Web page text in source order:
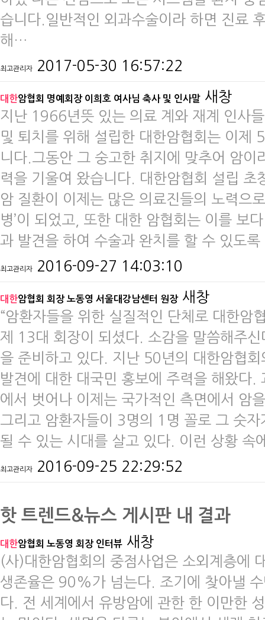
습니다.일반적인 외과수술이라 하면 진료
해…
최고관리자 2017-05-30 16:57:22
대한암협회 명예회장 이희호 여사님 축사 및 인사말 새창
지난 1966년뜻 있는 의료 계와 재계 인사
및 퇴치를 위해 설립한 대한암협회는 이제
니다.​그동안 그 숭고한 취지에 맞추어 암이
력을 기울여 왔습니다. 대한암협회 설립 초
암 질환이 이제는 많은 의료진들의 노력으
병’이 되었고, 또한 대한 암협회는 이를 보
과 발견을 하여 수술과 완치를 할 수 있도
최고관리자 2016-09-27 14:03:10
대한암협회 회장 노동영 서울대강남센터 원장 새창
​​“암환자들을 위한 실질적인 단체로 대한암
제 13대 회장이 되셨다. 소감을 말씀해주
을 준비하고 있다. 지난 50년의 대한암협
발견에 대한 대국민 홍보에 주력을 해왔다
에서 벗어나 이제는 국가적인 측면에서 암
그리고 암환자들이 3명의 1명 꼴로 그 숫
될 수 있는 시대를 살고 있다. 이런 상황
최고관리자 2016-09-25 22:29:52
핫 트렌드&뉴스 게시판 내 결과
대한암협회 노동영 회장 인터뷰 새창
(사)대한암협회의 중점사업은 소외계층에
생존율은 90%가 넘는다. 조기에 찾아낼
다. 전 세계에서 유방암에 관한 한 이만한